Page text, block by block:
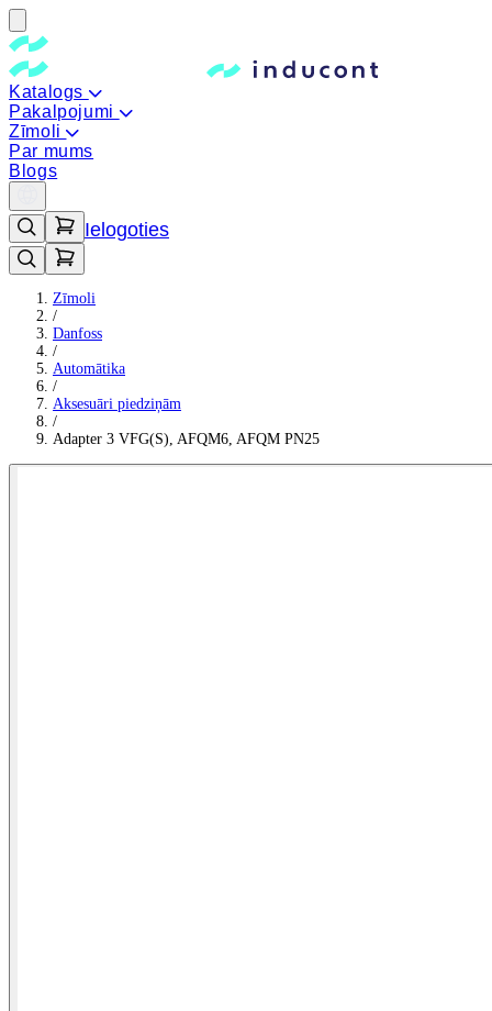
Katalogs
Pakalpojumi
Zīmoli
Par mums
Blogs
Ielogoties
Zīmoli
/
Danfoss
/
Automātika
/
Aksesuāri piedziņām
/
Adapter 3 VFG(S), AFQM6, AFQM PN25